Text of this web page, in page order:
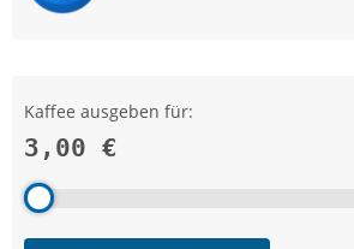
Kaffee ausgeben für:
3,00 €